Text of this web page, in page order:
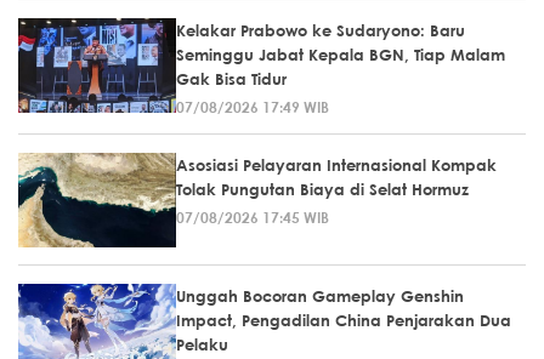
Kelakar Prabowo ke Sudaryono: Baru
Seminggu Jabat Kepala BGN, Tiap Malam
Gak Bisa Tidur
07/08/2026 17:49 WIB
Asosiasi Pelayaran Internasional Kompak
Tolak Pungutan Biaya di Selat Hormuz
07/08/2026 17:45 WIB
Unggah Bocoran Gameplay Genshin
Impact, Pengadilan China Penjarakan Dua
Pelaku